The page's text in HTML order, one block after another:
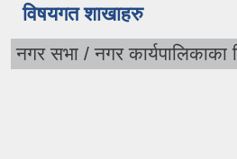
विषयगत शाखाहरु
नगर सभा / नगर कार्यपालिकाका